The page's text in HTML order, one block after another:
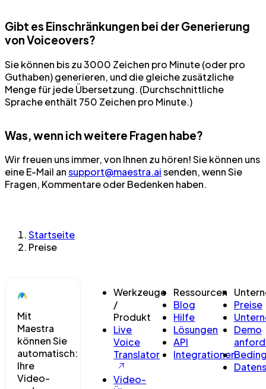
Gibt es Einschränkungen bei der Generierung
von Voiceovers?
Sie können bis zu 3000 Zeichen pro Minute (oder pro
Guthaben) generieren, und die gleiche zusätzliche
Menge für jede Übersetzung. (Durchschnittliche
Sprache enthält 750 Zeichen pro Minute.)
Was, wenn ich weitere Fragen habe?
Wir freuen uns immer, von Ihnen zu hören! Sie können uns
eine E-Mail ansupport@maestra.aisenden, wenn Sie
Fragen, Kommentare oder Bedenken haben.
Startseite
Preise
Mit
Maestra
können Sie
automatisch:
Ihre
Video-
Werkzeuge
/
Produkt
Live
Voice
Translator
Video-
Ressourcen
Blog
Hilfe
Lösungen
API
Integrationen
Preise
Demo